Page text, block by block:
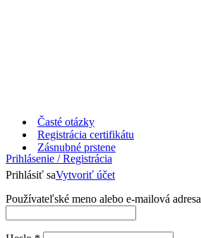
Časté otázky
Registrácia certifikátu
Prihlásenie / Registrácia
Prihlásiť saVytvoriť účet
Používateľské meno alebo e-mailová adresa
Zásnubné prstene